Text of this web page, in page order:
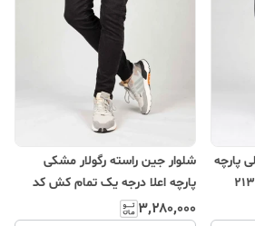
پارچه
شلوار جین راسته رگولار مشکی
پارچه اعلا درجه یک تمام کش کد
۲۱۳
۳٬۲۸۰٬۰۰۰